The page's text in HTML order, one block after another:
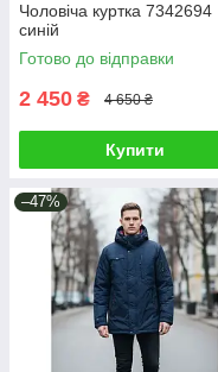
Чоловіча куртка 7342694
синій
Готово до відправки
2 450 ₴ 4 650 ₴
Купити
–47%